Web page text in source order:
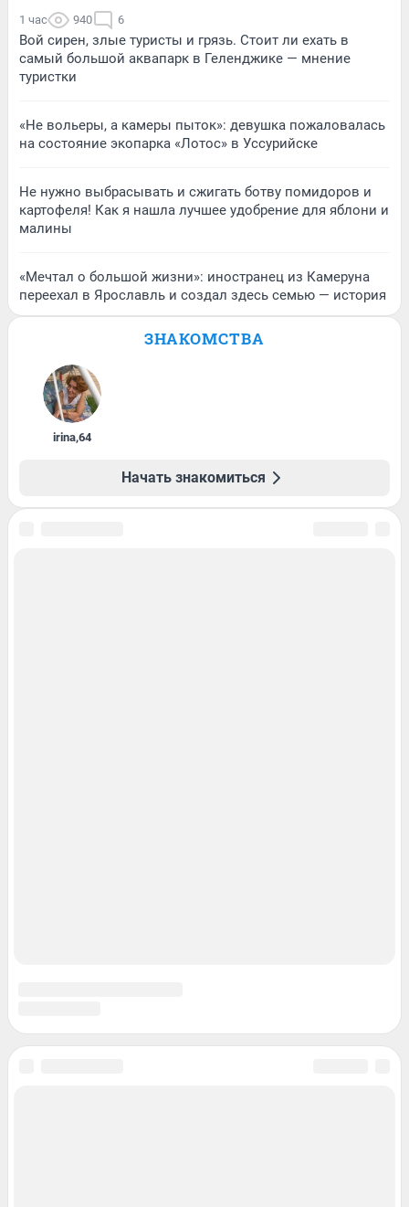
1 час 940 6
Вой сирен, злые туристы и грязь. Стоит ли ехать в
самый большой аквапарк в Геленджике — мнение
туристки
«Не вольеры, а камеры пыток»: девушка пожаловалась
на состояние экопарка «Лотос» в Уссурийске
Не нужно выбрасывать и сжигать ботву помидоров и
картофеля! Как я нашла лучшее удобрение для яблони и
малины
«Мечтал о большой жизни»: иностранец из Камеруна
переехал в Ярославль и создал здесь семью — история
ЗНАКОМСТВА
irina,64
Начать знакомиться